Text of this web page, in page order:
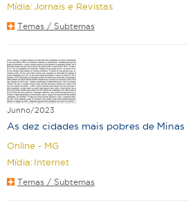
Mídia: Jornais e Revistas
Temas / Subtemas
Junho/2023
As dez cidades mais pobres de Minas
Online - MG
Mídia: Internet
Temas / Subtemas